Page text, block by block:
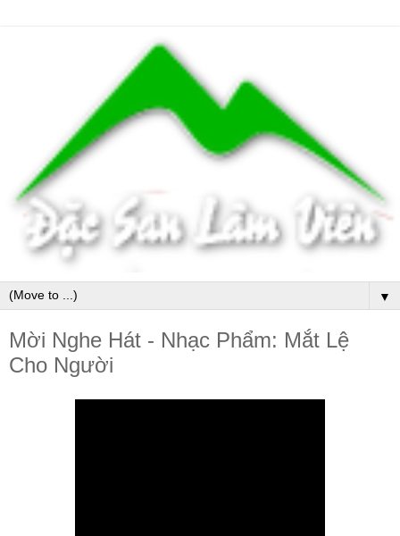
▼
Mời Nghe Hát - Nhạc Phẩm: Mắt Lệ
Cho Người